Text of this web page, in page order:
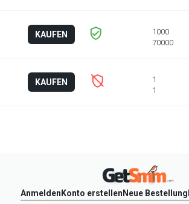
KAUFEN
1000
70000
KAUFEN
Anmelden Konto erstellen Neue Bestellung